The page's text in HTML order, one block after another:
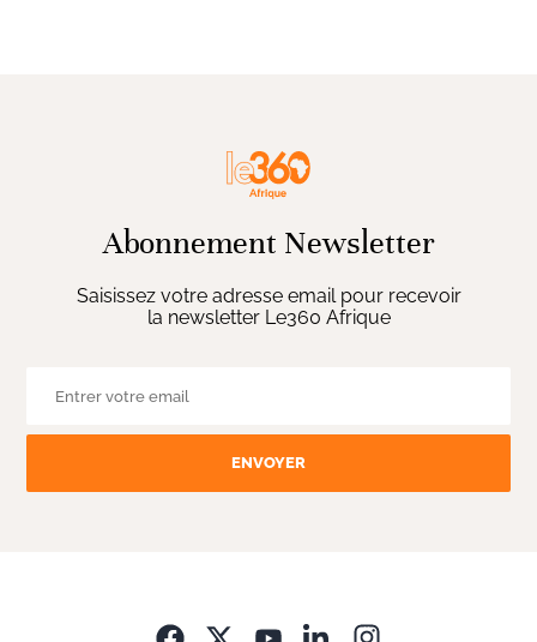
Abonnement Newsletter
Saisissez votre adresse email pour recevoir
la newsletter Le360 Afrique
ENVOYER